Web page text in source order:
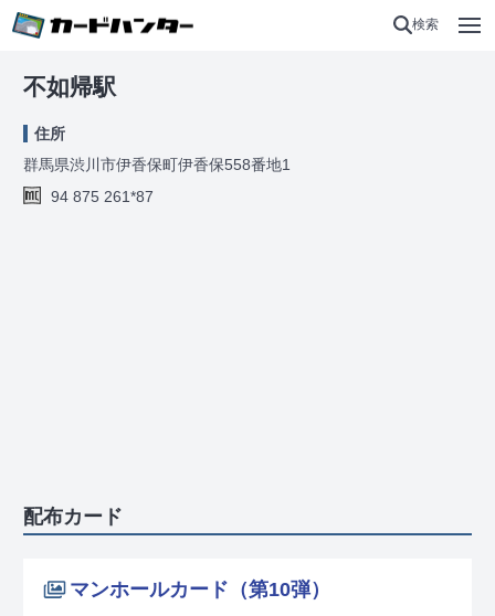
検索
不如帰駅
住所
群馬県渋川市伊香保町伊香保558番地1
94 875 261*87
配布カード
マンホールカード（第10弾）